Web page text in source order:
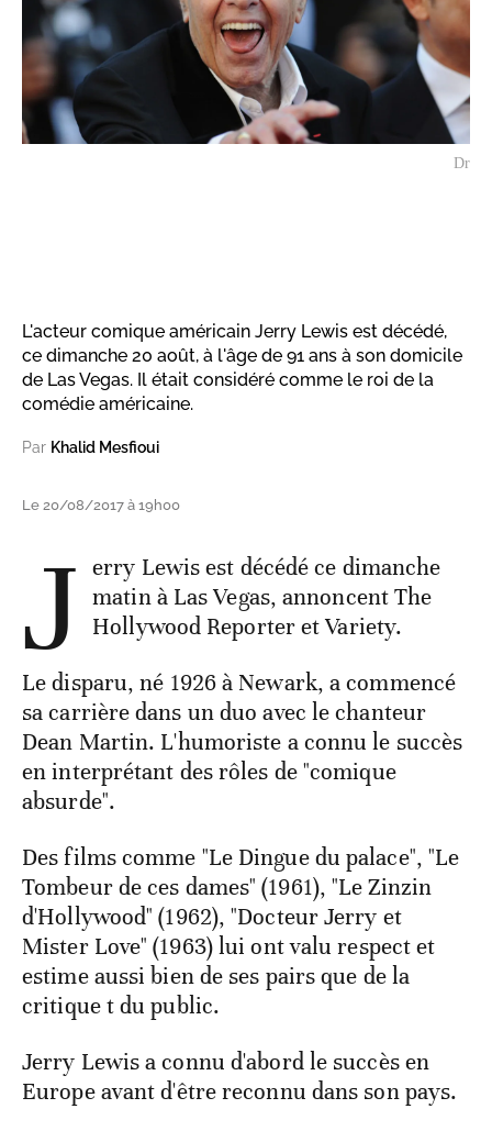
Dr
L'acteur comique américain Jerry Lewis est décédé,
ce dimanche 20 août, à l'âge de 91 ans à son domicile
de Las Vegas. Il était considéré comme le roi de la
comédie américaine.
Par Khalid Mesfioui
Le 20/08/2017 à 19h00
J erry Lewis est décédé ce dimanche
matin à Las Vegas, annoncent The
Hollywood Reporter et Variety.
Le disparu, né 1926 à Newark, a commencé
sa carrière dans un duo avec le chanteur
Dean Martin. L'humoriste a connu le succès
en interprétant des rôles de "comique
absurde".
Des films comme "Le Dingue du palace", "Le
Tombeur de ces dames" (1961), "Le Zinzin
d'Hollywood" (1962), "Docteur Jerry et
Mister Love" (1963) lui ont valu respect et
estime aussi bien de ses pairs que de la
critique t du public.
Jerry Lewis a connu d'abord le succès en
Europe avant d'être reconnu dans son pays.